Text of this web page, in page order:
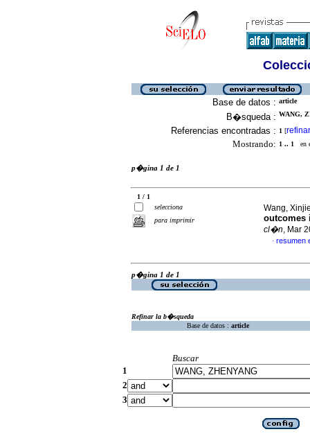
Base de datos : article
B�squeda : WANG,
Referencias encontradas : 1 [refinar
Mostrando: 1 .. 1 en
p�gina 1 de 1
1 / 1
selecciona
para imprimir
Wang,
outcomes
cl�n, Mar
· resumen
p�gina 1 de 1
Refinar la b�squeda
Base de datos : article
Buscar
1
2
3